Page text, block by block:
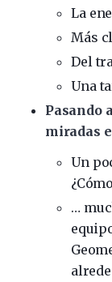
La
Más
Del
Una
Pasando
miradas
Un
…